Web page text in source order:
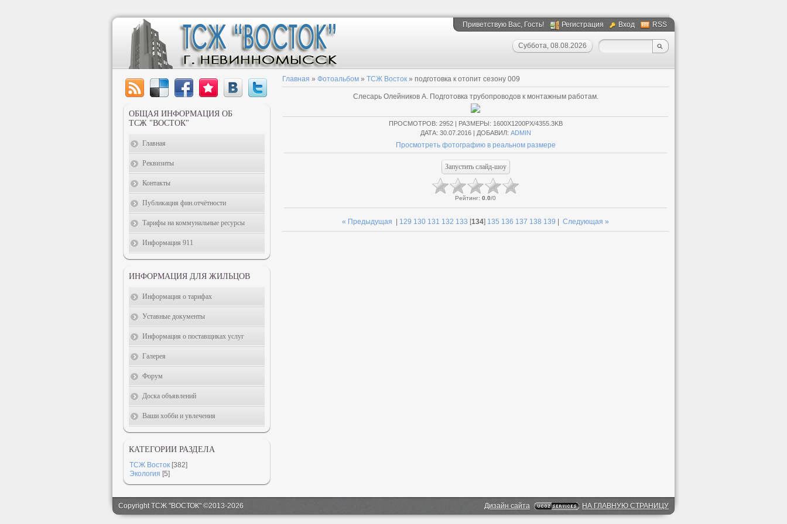
Приветствую Вас, Гость! Регистрация Вход RSS
Суббота, 08.08.2026
Главная » Фотоальбом » ТСЖ Восток » подготовка к отопит сезону 009
Слесарь Олейников А. Подготовка трубопроводов к монтажным работам.
ПРОСМОТРОВ: 2952 | РАЗМЕРЫ: 1600X1200PX/4355.3KB
ДАТА: 30.07.2016 | ДОБАВИЛ: ADMIN
Просмотреть фотографию в реальном размере
Рейтинг: 0.0/0
« Предыдущая 129 130 131 132 133 [134] 135 136 137 138 139 Следующая »
ОБЩАЯ ИНФОРМАЦИЯ ОБ
ТСЖ "ВОСТОК"
Главная
Реквизиты
Контакты
Публикация фин.отчётности
Тарифы на коммунальные ресурсы
Информация 911
ИНФОРМАЦИЯ ДЛЯ ЖИЛЬЦОВ
Информация о тарифах
Уставные документы
Информация о поставщиках услуг
Галерея
Форум
Доска объявлений
Ваши хобби и увлечения
КАТЕГОРИИ РАЗДЕЛА
ТСЖ Восток [382]
Экология [5]
Copyright ТСЖ "ВОСТОК" ©2013-2026 Дизайн сайта НА ГЛАВНУЮ СТРАНИЦУ